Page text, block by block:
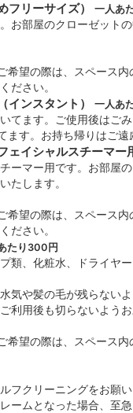
フリーサイズ） 一人あ
お部屋のクローゼット
希望の際は、スペース
ださい。
インスタント） 一人あ
てます。ご使用後はご
す。お持ち帰りはご遠
ェイシャルスチーマー
ーマー用です。お部屋
たします。
希望の際は、スペース
ださい。
たり300円
類、化粧水、ドライヤ
気や髪の毛が残らない
利用後も切らないようお
希望の際は、スペース
フクリーニングをお願
ームとなった場合、至